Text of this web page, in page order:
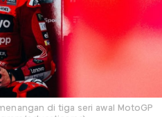
di tiga seri awal MotoGP